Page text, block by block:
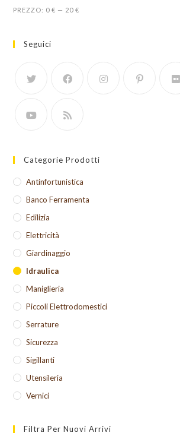
Prezzo
Prezzo
PREZZO: 0 € — 20 €
Seguici
Categorie Prodotti
Antinfortunistica
Banco Ferramenta
Edilizia
Elettricità
Giardinaggio
Idraulica
Maniglieria
Piccoli Elettrodomestici
Serrature
Sicurezza
Sigillanti
Utensileria
Vernici
Filtra Per Nuovi Arrivi